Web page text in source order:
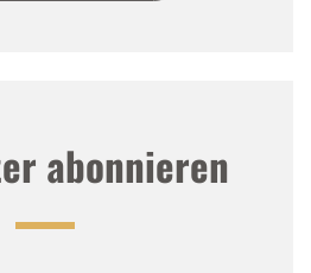
abonnieren